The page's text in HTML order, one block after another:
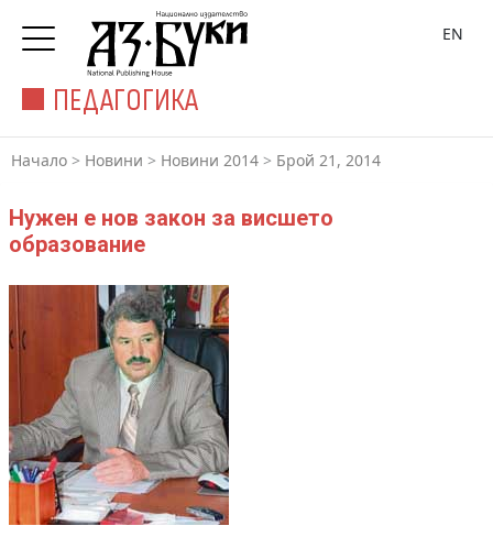
ПЕДАГОГИКА
EN
Начало > Новини > Новини 2014 > Брой 21, 2014
Нужен е нов закон за висшето
образование